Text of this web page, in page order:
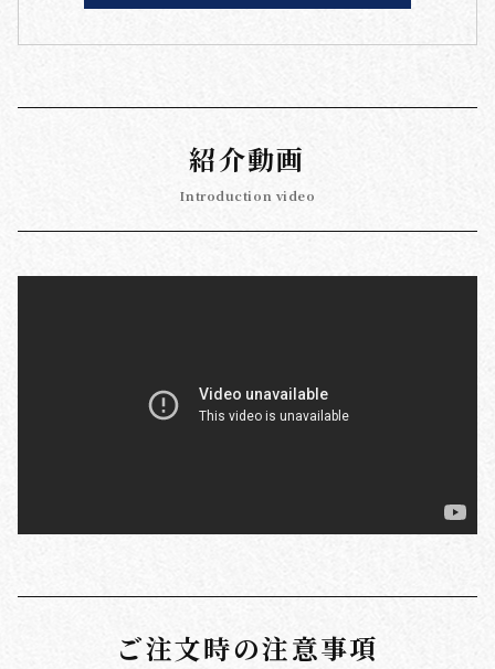
紹介動画
Introduction video
ご注文時の注意事項